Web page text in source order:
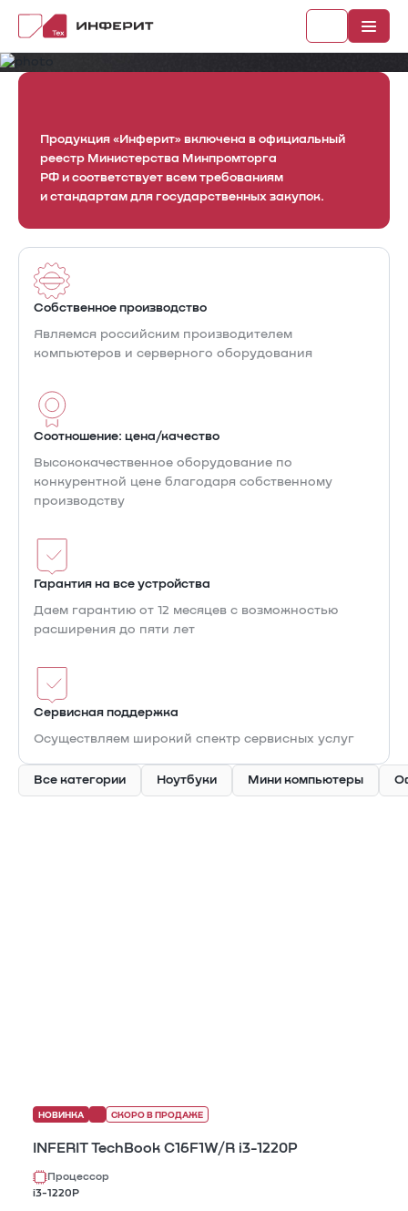
Рубрики
Каталог
Документы
Продукция «Инферит» включена в официальный
реестр Министерства Минпромторга
РФ и соответствует всем требованиям
и стандартам для государственных закупок.
Собственное производство
Являемся российским производителем
компьютеров и серверного оборудования
Соотношение: цена/качество
Высококачественное оборудование по
конкурентной цене благодаря собственному
производству
Гарантия на все устройства
Даем гарантию от 12 месяцев с возможностью
расширения до пяти лет
Cервисная поддержка
Осуществляем широкий спектр сервисных услуг
Все категории Ноутбуки Мини компьютеры
НОВИНКА СКОРО В ПРОДАЖЕ
INFERIT TechBook C16F1W/R i3-1220P
Процессор
i3-1220P